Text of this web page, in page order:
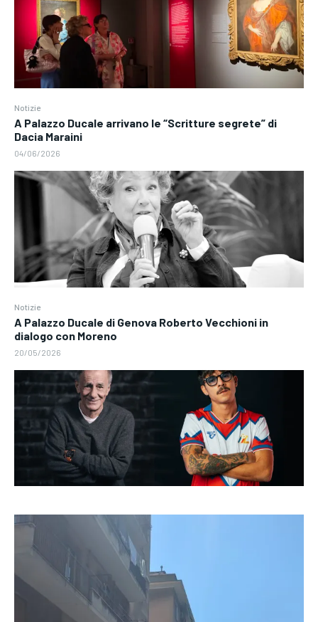
Notizie
A Palazzo Ducale arrivano le “Scritture segrete” di
Dacia Maraini
04/06/2026
Notizie
A Palazzo Ducale di Genova Roberto Vecchioni in
dialogo con Moreno
20/05/2026